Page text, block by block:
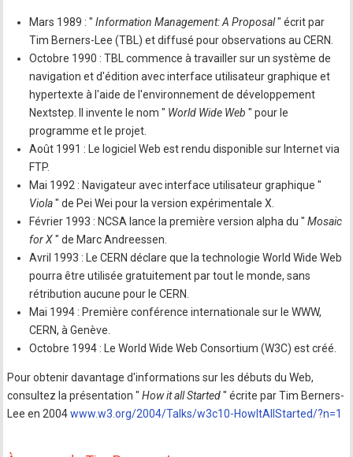
Mars 1989 : " Information Management: A Proposal" écrit par
Tim Berners-Lee (TBL) et diffusé pour observations au CERN.
Octobre 1990 : TBL commence à travailler sur un système de
navigation et d'édition avec interface utilisateur graphique et
hypertexte à l'aide de l'environnement de développement
Nextstep. Il invente le nom " World Wide Web" pour le
programme et le projet.
Août 1991 : Le logiciel Web est rendu disponible sur Internet via
FTP.
Mai 1992 : Navigateur avec interface utilisateur graphique "
Viola" de Pei Wei pour la version expérimentale X.
Février 1993 : NCSA lance la première version alpha du " Mosaic
for X" de Marc Andreessen.
Avril 1993 : Le CERN déclare que la technologie World Wide Web
pourra être utilisée gratuitement par tout le monde, sans
rétribution aucune pour le CERN.
Mai 1994 : Première conférence internationale sur le WWW,
CERN, à Genève.
Octobre 1994 : Le World Wide Web Consortium (W3C) est créé.
Pour obtenir davantage d'informations sur les débuts du Web,
consultez la présentation " How it all Started" écrite par Tim Berners-
Lee en 2004www.w3.org/2004/Talks/w3c10-HowItAllStarted/?n=1